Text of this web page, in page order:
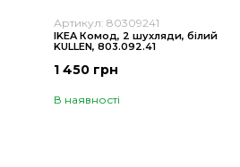
Артикул: 80309241
IKEA Комод, 2 шухляди, білий
KULLEN, 803.092.41
1 450 грн
В наявності